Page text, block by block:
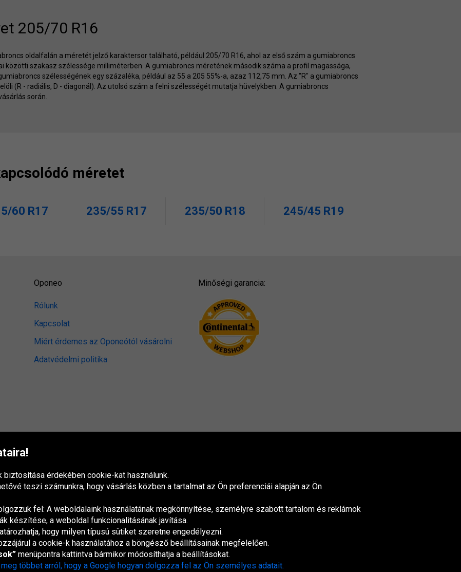
205/70 R16
oldalfalán a méretét jelző karaktersor található, például 205/70 R16, ahol az első szám a gumiabroncs
közötti szakasz szélessége milliméterben. A gumiabroncs méretének második száma a profil magassága,
szélességének egy százaléka, például az 55 a 205 55%-a, azaz 112,75 mm. Az "R" a gumiabroncs
(R - radiális, D - diagonál). Az utolsó szám a felni szélességét mutatja hüvelykben. A gumiabroncs
során.
méretet
60 R17 235/55 R17 235/50 R18 245/45 R19
Oponeo
Rólunk
Kapcsolat
Miért érdemes az Oponeótól vásárolni
Adatvédelmi politika
Minőségi garancia:
España France Italia Nederland Österreich Polska
Slovenská
United
Kingdom
érdekében cookie-kat használunk.
teszi számunkra, hogy vásárlás közben a tartalmat az Ön preferenciái alapján az Ön
fel: A weboldalaink használatának megkönnyítése, személyre szabott tartalom és reklámok
készítése, a weboldal funkcionalitásának javítása.
hogy milyen típusú sütiket szeretne engedélyezni.
a cookie-k használatához a böngésző beállításainak megfelelően.
menüpontra kattintva bármikor módosíthatja a beállításokat.
meg többet arról, hogy a Google hogyan dolgozza fel az Ön személyes adatait.